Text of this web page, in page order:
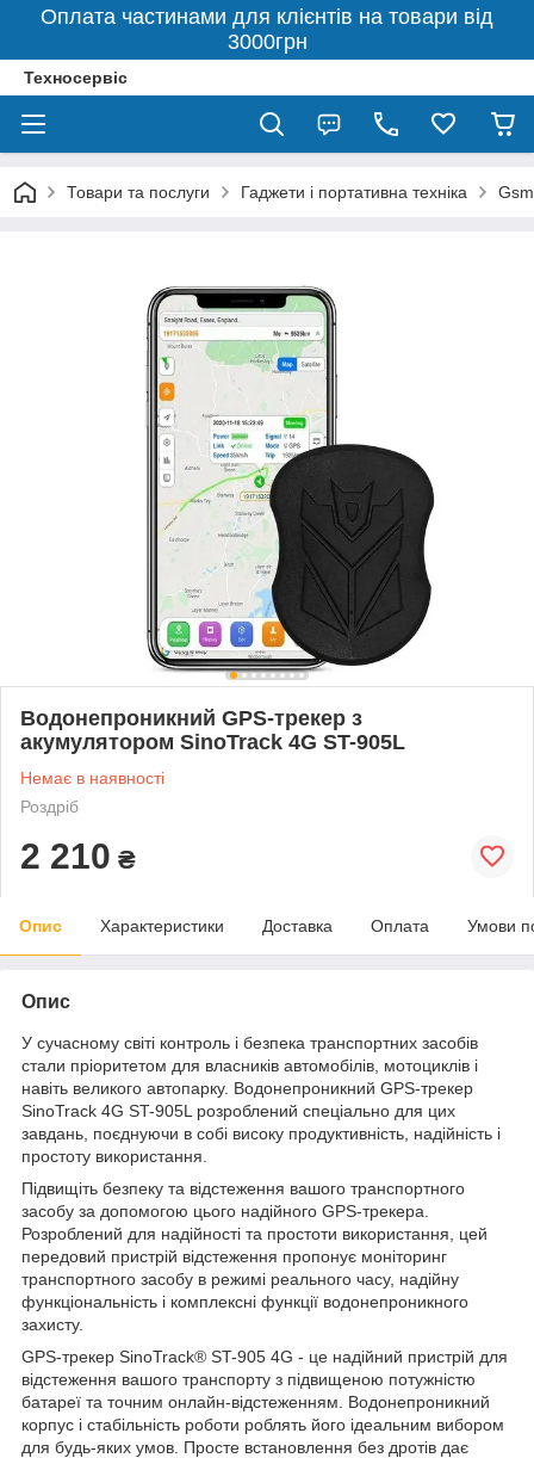
Оплата частинами для клієнтів на товари від
3000грн
Техносервіс
Товари та послуги Гаджети і портативна техніка
Водонепроникний GPS-трекер з
акумулятором SinoTrack 4G ST-905L
Немає в наявності
Роздріб
2 210 ₴
Опис Характеристики Доставка Оплата Умови
Опис
У сучасному світі контроль і безпека транспортних засобів
стали пріоритетом для власників автомобілів, мотоциклів і
навіть великого автопарку. Водонепроникний GPS-трекер
SinoTrack 4G ST-905L розроблений спеціально для цих
завдань, поєднуючи в собі високу продуктивність, надійність і
простоту використання.
Підвищіть безпеку та відстеження вашого транспортного
засобу за допомогою цього надійного GPS-трекера.
Розроблений для надійності та простоти використання, цей
передовий пристрій відстеження пропонує моніторинг
транспортного засобу в режимі реального часу, надійну
функціональність і комплексні функції водонепроникного
захисту.
GPS-трекер SinoTrack® ST-905 4G - це надійний пристрій для
відстеження вашого транспорту з підвищеною потужністю
батареї та точним онлайн-відстеженням. Водонепроникний
корпус і стабільність роботи роблять його ідеальним вибором
для будь-яких умов. Просте встановлення без дротів дає